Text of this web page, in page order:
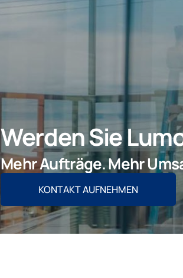
Werden Sie
Mehr Aufträge. Mehr
KONTAKT AUFNEHMEN